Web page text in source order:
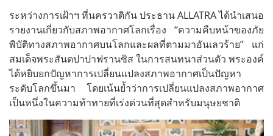
ระหว่างการเฝ้าฯ ที่นครวาติกัน ประธาน ALLATRA ได้นำเสนอ
รายงานเกี่ยวกับสภาพอากาศโลกเรื่อง “ความคืบหน้าของภัย
พิบัติทางสภาพอากาศบนโลกและผลที่ตามมาอันเลวร้าย” แก่
สมเด็จพระสันตปาปาฟรานซิส ในการสนทนาส่วนตัว พระองค์
ได้หยิบยกปัญหาการเปลี่ยนแปลงสภาพอากาศเป็นปัญหา
ระดับโลกขึ้นมา โดยเน้นย้ำว่าการเปลี่ยนแปลงสภาพอากาศ
เป็นหนึ่งในความท้าทายที่เร่งด่วนที่สุดสำหรับมนุษยชาติ